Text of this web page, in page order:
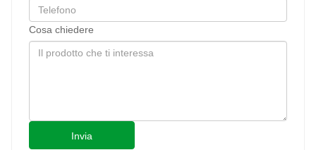
Cosa chiedere
Invia